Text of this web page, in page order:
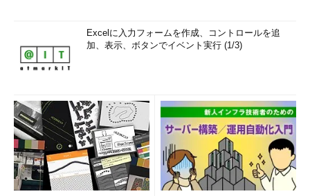
Excelに入力フォームを作成、コントロールを追
加、表示、ボタンでイベント実行 (1/3)